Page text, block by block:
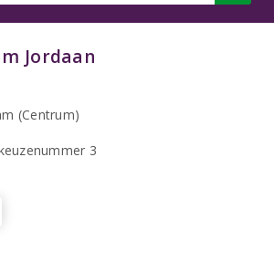
Jordaan
(Centrum)
3